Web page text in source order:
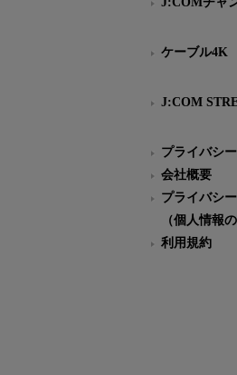
ケーブル4K
J:COM
プライバシ
会社概要
プライバシ
（個人情報
利用規約